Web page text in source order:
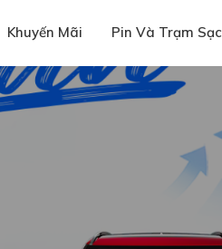
Khuyến Mãi Pin Và Trạm Sạc